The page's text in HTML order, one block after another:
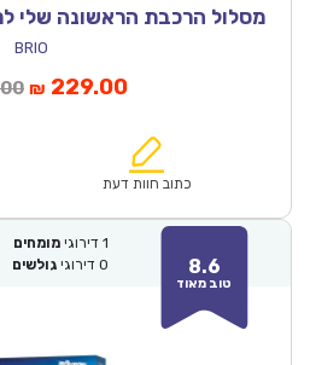
מסלול הרכבת הראשונה שלי למתחילים
BRIO
המחיר
₪327.00.
₪ 229.00המחיר
הוא:
כתוב חוות דעת
8.6
טוב מאוד
1 דירוגי מומחים
0 דירוגי גולשים